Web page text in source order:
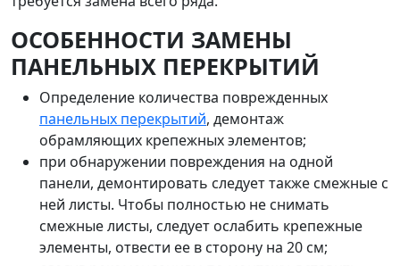
ОСОБЕННОСТИ ЗАМЕНЫ
ПАНЕЛЬНЫХ ПЕРЕКРЫТИЙ
Определение количества поврежденных
панельных перекрытий, демонтаж
обрамляющих крепежных элементов;
при обнаружении повреждения на одной
панели, демонтировать следует также смежные с
ней листы. Чтобы полностью не снимать
смежные листы, следует ослабить крепежные
элементы, отвести ее в сторону на 20 см;